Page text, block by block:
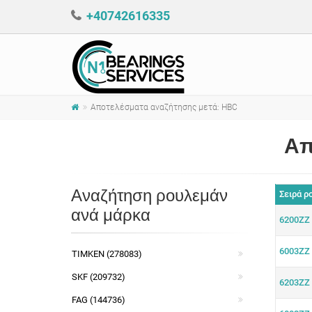
+40742616335
Αποτελέσματα αναζήτησης μετά: HBC
Σειρά
6200ZZ
6003ZZ
6203ZZ
Αναζήτηση ρουλεμάν
ανά μάρκα
TIMKEN (278083)
SKF (209732)
FAG (144736)